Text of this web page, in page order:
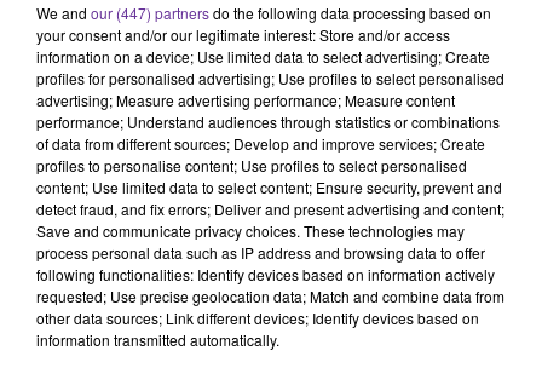
SPORT
11 septembre 2023 - 12 min 28 sec
RADIO ORIENT SPORT
LB
We and our (447) partnersdo the following data processing based on
your consent and/or our legitimate interest: Store and/or access
information on a device; Use limited data to select advertising; Create
profiles for personalised advertising; Use profiles to select personalised
advertising; Measure advertising performance; Measure content
performance; Understand audiences through statistics or combinations
of data from different sources; Develop and improve services; Create
profiles to personalise content; Use profiles to select personalised
content; Use limited data to select content; Ensure security, prevent and
detect fraud, and fix errors; Deliver and present advertising and content;
Save and communicate privacy choices. These technologies may
process personal data such as IP address and browsing data to offer
following functionalities: Identify devices based on information actively
requested; Use precise geolocation data; Match and combine data from
other data sources; Link different devices; Identify devices based on
information transmitted automatically.